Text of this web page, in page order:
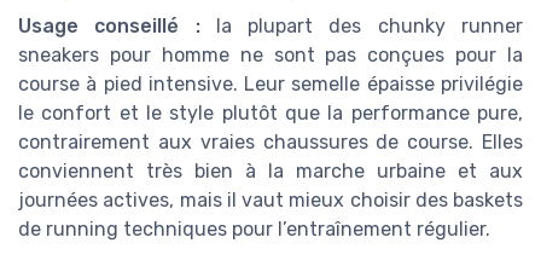
Usage conseillé :la plupart des chunky runner
sneakers pour homme ne sont pas conçues pour la
course à pied intensive. Leur semelle épaisse privilégie
le confort et le style plutôt que la performance pure,
contrairement aux vraies chaussures de course. Elles
conviennent très bien à la marche urbaine et aux
journées actives, mais il vaut mieux choisir des baskets
de running techniques pour l’entraînement régulier.